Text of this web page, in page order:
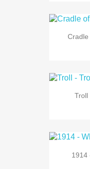
Cradle
Troll
1914